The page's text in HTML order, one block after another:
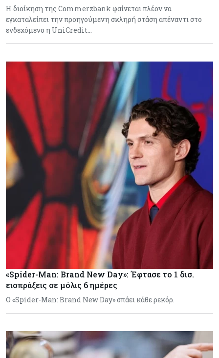
H διοίκηση της Commerzbank φαίνεται πλέον να
εγκαταλείπει την προηγούμενη σκληρή στάση απέναντι στο
ενδεχόμενο η UniCredit…
«Spider-Man: Brand New Day»: Έφτασε το 1 δισ.
εισπράξεις σε μόλις 6 ημέρες
Ο «Spider-Man: Brand New Day» σπάει κάθε ρεκόρ.